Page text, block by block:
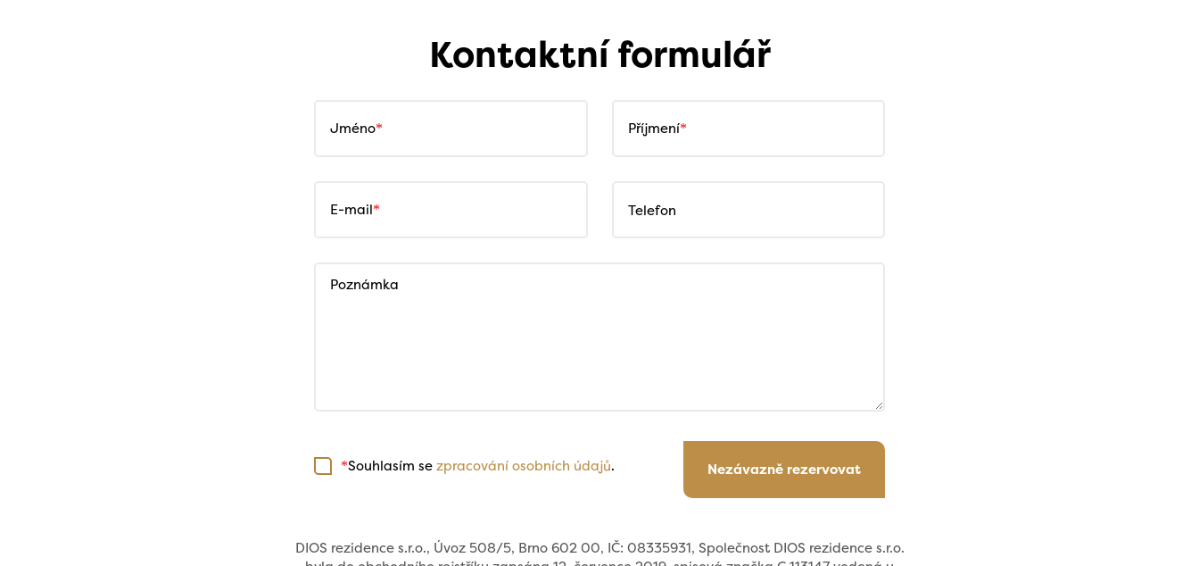
Kontaktní formulář
Jméno Příjmení
E-mail Telefon
Poznámka
*Souhlasím sezpracování osobních údajů. Nezávazně rezervovat
DIOS rezidence s.r.o., Úvoz 508/5, Brno 602 00, IČ: 08335931, Společnost DIOS rezidence s.r.o.